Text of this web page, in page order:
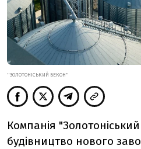
"ЗОЛОТОНІСЬКИЙ БЕКОН"
Компанія
будівництво нового